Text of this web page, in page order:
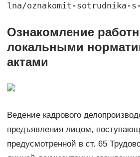
lna/oznakomit-sotrudnika-
Ознакомление
локальными
актами
Ведение кадрового
предъявления лицом,
предусмотренной в ст. 65